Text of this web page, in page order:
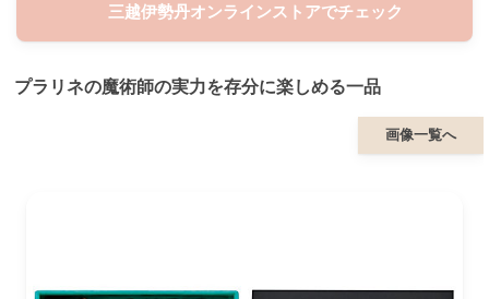
三越伊勢丹オンラインストアでチェック
プラリネの魔術師の実力を存分に楽しめる一品
画像一覧へ